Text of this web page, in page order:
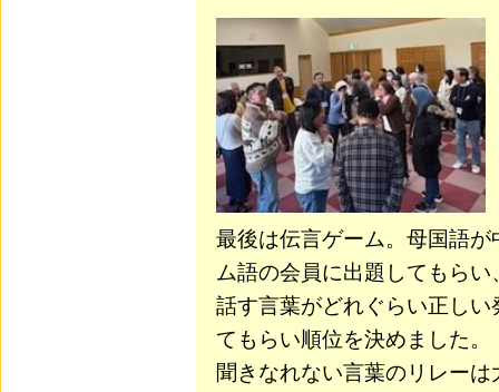
最後は伝言ゲーム。母国語
ム語の会員に出題してもら
話す言葉がどれぐらい正し
てもらい順位を決めました。
聞きなれない言葉のリレー